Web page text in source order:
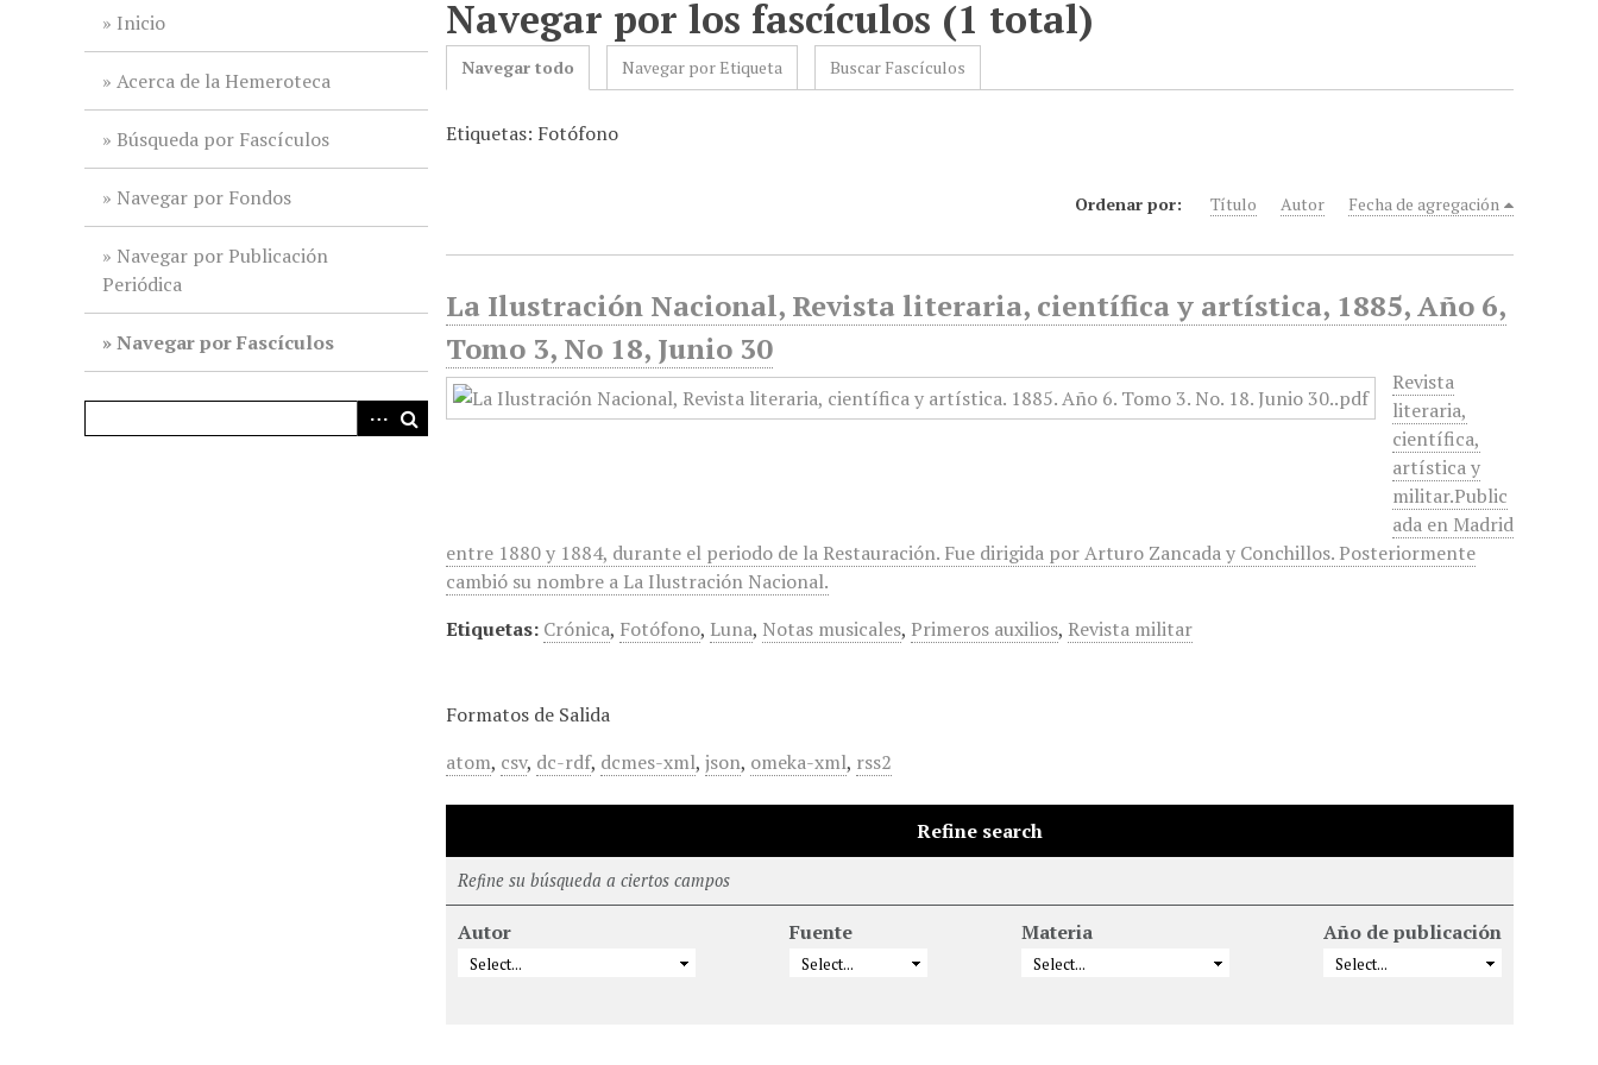
Inicio
Acerca de la Hemeroteca
Búsqueda por Fascículos
Navegar por Fondos
Navegar por Publicación
Periódica
Navegar por Fascículos
Navegar por los fascículos (1 total)
Navegar todo Navegar por Etiqueta Buscar Fascículos
Etiquetas: Fotófono
Ordenar por: Título Autor Fecha de agregación
La Ilustración Nacional, Revista literaria, científica y artística, 1885, Año 6,
Tomo 3, No 18, Junio 30
Revista
literaria,
científica,
artística y
militar.Public
ada en Madrid
entre 1880 y 1884, durante el periodo de la Restauración. Fue dirigida por Arturo Zancada y Conchillos. Posteriormente
cambió su nombre a La Ilustración Nacional.
Etiquetas: Crónica, Fotófono, Luna, Notas musicales, Primeros auxilios, Revista militar
Formatos de Salida
atom, csv, dc-rdf, dcmes-xml,json, omeka-xml, rss2
Refine search
Refine su búsqueda a ciertos campos
Autor Fuente Materia Año de publicación